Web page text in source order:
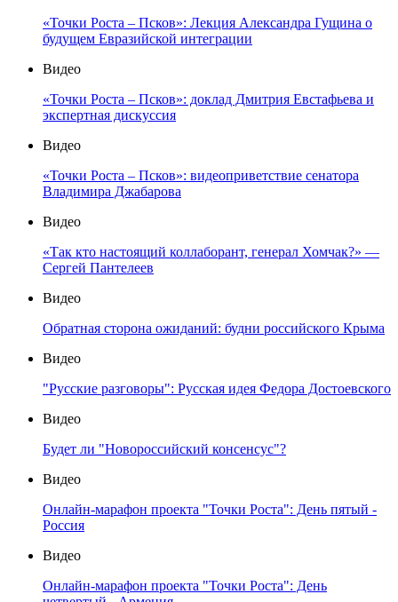
«Точки Роста – Псков»: Лекция Александра Гущина о
будущем Евразийской интеграции
Видео
«Точки Роста – Псков»: доклад Дмитрия Евстафьева и
экспертная дискуссия
Видео
«Точки Роста – Псков»: видеоприветствие сенатора
Владимира Джабарова
Видео
«Так кто настоящий коллаборант, генерал Хомчак?» —
Сергей Пантелеев
Видео
Обратная сторона ожиданий: будни российского Крыма
Видео
"Русские разговоры": Русская идея Федора Достоевского
Видео
Будет ли "Новороссийский консенсус"?
Видео
Онлайн-марафон проекта "Точки Роста": День пятый -
Россия
Видео
Онлайн-марафон проекта "Точки Роста": День